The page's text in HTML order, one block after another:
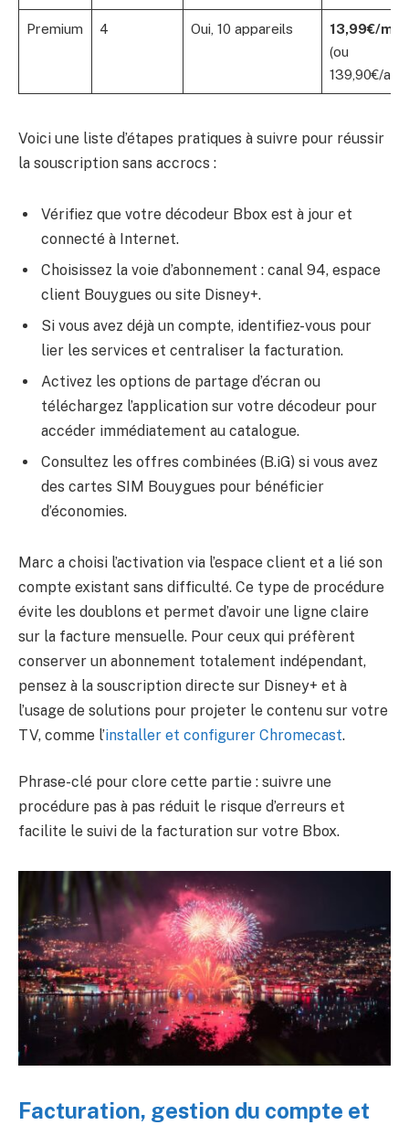
Premium 4 Oui, 10 appareils
13,99€/
(ou
139,90€/an)
Voici une liste d’étapes pratiques à suivre pour réussir
la souscription sans accrocs :
Vérifiez que votre décodeur Bbox est à jour et
connecté à Internet.
Choisissez la voie d’abonnement : canal 94, espace
client Bouygues ou site Disney+.
Si vous avez déjà un compte, identifiez-vous pour
lier les services et centraliser la facturation.
Activez les options de partage d’écran ou
téléchargez l’application sur votre décodeur pour
accéder immédiatement au catalogue.
Consultez les offres combinées (B.iG) si vous avez
des cartes SIM Bouygues pour bénéficier
d’économies.
Marc a choisi l’activation via l’espace client et a lié son
compte existant sans difficulté. Ce type de procédure
évite les doublons et permet d’avoir une ligne claire
sur la facture mensuelle. Pour ceux qui préfèrent
conserver un abonnement totalement indépendant,
pensez à la souscription directe sur Disney+ et à
l’usage de solutions pour projeter le contenu sur votre
TV, comme l’installer et configurer Chromecast.
Phrase-clé pour clore cette partie : suivre une
procédure pas à pas réduit le risque d’erreurs et
facilite le suivi de la facturation sur votre Bbox.
Facturation, gestion du compte et